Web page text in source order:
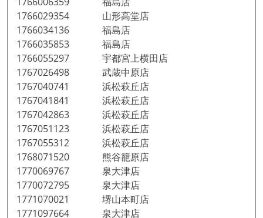
1766029354 山形高堂店
1766034136 福島店
1766035853 福島店
1766055297 宇都宮上横田店
1767026498 武蔵中原店
1767040741 浜松萩丘店
1767041841 浜松萩丘店
1767042863 浜松萩丘店
1767051123 浜松萩丘店
1767055312 浜松萩丘店
1768071520 熊谷籠原店
1770069767 泉大津店
1770072795 泉大津店
1771070021 堺山本町店
1771097664 泉大津店